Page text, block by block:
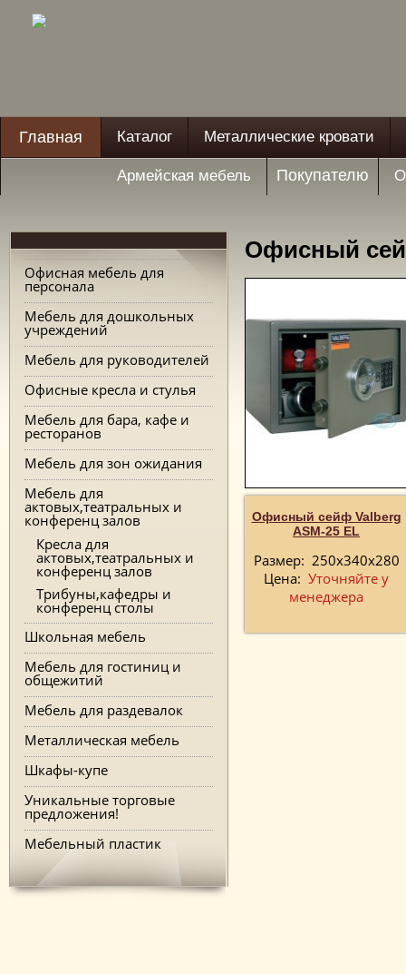
Главная Каталог Металлические кровати
Армейская мебель Покупателю
Офисная мебель для
персонала
Мебель для дошкольных
учреждений
Мебель для руководителей
Офисные кресла и стулья
Мебель для бара, кафе и
ресторанов
Мебель для зон ожидания
Мебель для
актовых,театральных и
конференц залов
Кресла для
актовых,театральных и
конференц залов
Трибуны,кафедры и
конференц столы
Школьная мебель
Мебель для гостиниц и
общежитий
Мебель для раздевалок
Металлическая мебель
Шкафы-купе
Уникальные торговые
предложения!
Мебельный пластик
Офисный
Офисный сейф Valberg
ASM-25 EL
Размер: 250х340х280
Цена: Уточняйте у
менеджера